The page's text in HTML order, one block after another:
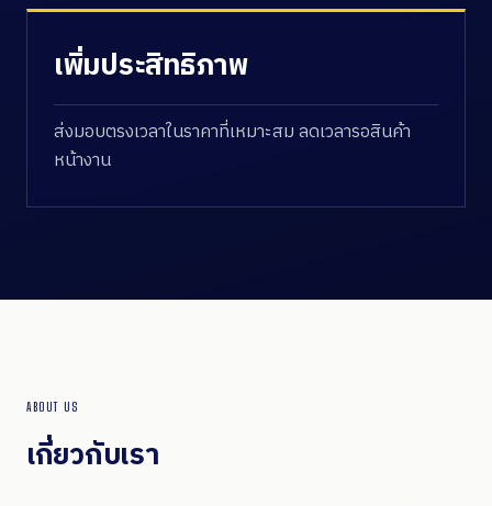
เพิ่มประสิทธิภาพ
ส่งมอบตรงเวลาในราคาที่เหมาะสม ลดเวลารอสินค้า
หน้างาน
ABOUT US
เกี่ยวกับเรา